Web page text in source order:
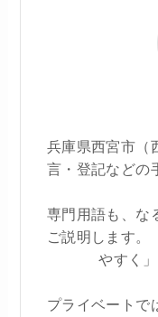
兵庫県西宮市（
言・登記などの
専門用語も、な
ご説明します。
やすく
プライベートで